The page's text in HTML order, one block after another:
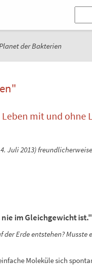
der Bakterien
mit und
Juli 2013)
im Gleichgewicht ist."
Erde entstehen?
Moleküle sich